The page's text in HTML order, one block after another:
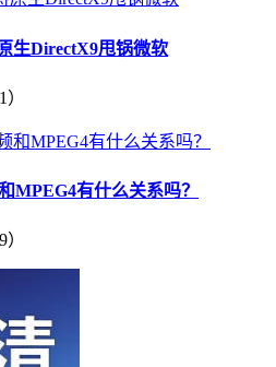
生DirectX9甩锅微软
MPEG4有什么关系吗？